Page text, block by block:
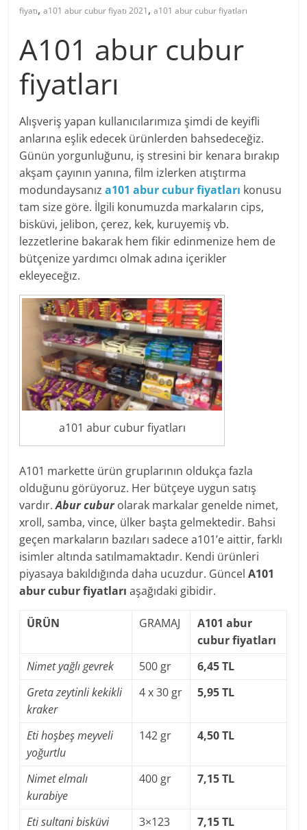
fiyatı,a101 abur cubur fiyatı 2021,a101 abur cubur fiyatları
A101 abur cubur
fiyatları
Alışveriş yapan kullanıcılarımıza şimdi de keyifli
anlarına eşlik edecek ürünlerden bahsedeceğiz.
Günün yorgunluğunu, iş stresini bir kenara bırakıp
akşam çayının yanına, film izlerken atıştırma
modundaysanıza101 abur cubur fiyatları konusu
tam size göre. İlgili konumuzda markaların cips,
bisküvi, jelibon, çerez, kek, kuruyemiş vb.
lezzetlerine bakarak hem fikir edinmenize hem de
bütçenize yardımcı olmak adına içerikler
ekleyeceğız.
a101 abur cubur fiyatları
A101 markette ürün gruplarının oldukça fazla
olduğunu görüyoruz. Her bütçeye uygun satış
vardır.Abur cuburolarak markalar genelde nimet,
xroll, samba, vince, ülker başta gelmektedir. Bahsi
geçen markaların bazıları sadece a101’e aittir, farklı
isimler altında satılmamaktadır. Kendi ürünleri
piyasaya bakıldığında daha ucuzdur. GüncelA101
abur cubur fiyatları aşağıdaki gibidir.
ÜRÜN GRAMAJ
A101 abur
cubur fiyatları
Nimet yağlı gevrek
500 gr
6,45 TL
Greta zeytinli kekikli
kraker
4 x 30 gr 5,95 TL
Eti hoşbeş meyveli
yoğurtlu
142 gr 4,50 TL
Nimet elmalı
kurabiye
400 gr 7,15 TL
Eti sultani bisküvi
3×123
7,15 TL